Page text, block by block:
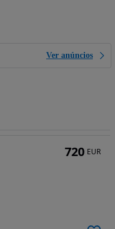
Ver anúncios
720 EUR